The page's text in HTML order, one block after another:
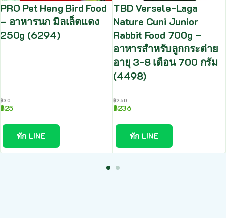
PRO Pet Heng Bird Food
– อาหารนก มิลเล็ตแดง
250g (6294)
฿30
฿25
ทัก LINE
TBD Versele-Laga
Nature Cuni Junior
Rabbit Food 700g –
อาหารสำหรับลูกกระต่าย
อายุ 3-8 เดือน 700 กรัม
(4498)
฿250
฿236
ทัก LINE